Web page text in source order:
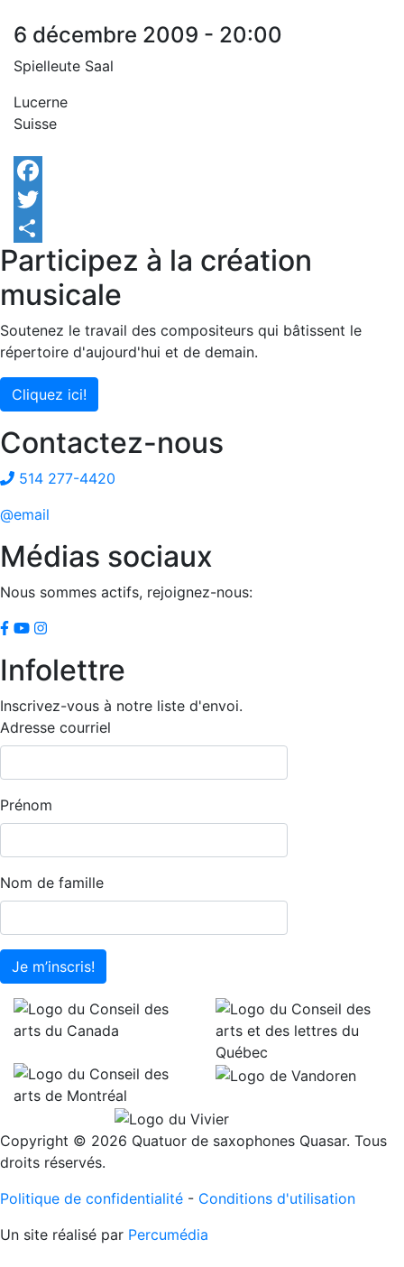
6 décembre 2009 - 20:00
Spielleute Saal
Lucerne
Suisse
Facebook
Twitter
Share
Participez à la création
musicale
Soutenez le travail des compositeurs qui bâtissent le
répertoire d'aujourd'hui et de demain.
Cliquez ici!
Contactez-nous
514 277-4420
@email
Médias sociaux
Nous sommes actifs, rejoignez-nous:
Infolettre
Inscrivez-vous à notre liste d'envoi.
Adresse courriel
Prénom
Nom de famille
Je m’inscris!
Copyright © 2026 Quatuor de saxophones Quasar. Tous
droits réservés.
Politique de confidentialité - Conditions d'utilisation
Un site réalisé par Percumédia